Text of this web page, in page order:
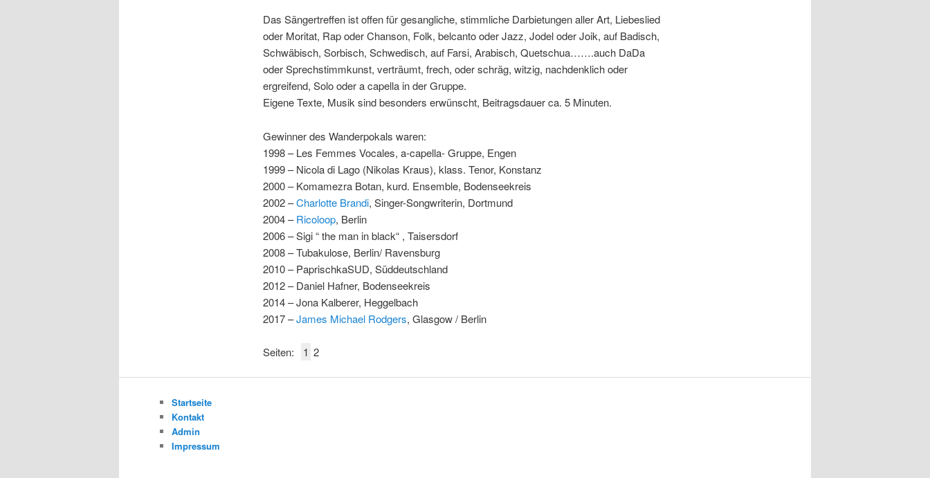
Das Sängertreffen ist offen für gesangliche, stimmliche Darbietungen aller Art, Liebeslied
oder Moritat, Rap oder Chanson, Folk, belcanto oder Jazz, Jodel oder Joik, auf Badisch,
Schwäbisch, Sorbisch, Schwedisch, auf Farsi, Arabisch, Quetschua…….auch DaDa
oder Sprechstimmkunst, verträumt, frech, oder schräg, witzig, nachdenklich oder
ergreifend, Solo oder a capella in der Gruppe.
Eigene Texte, Musik sind besonders erwünscht, Beitragsdauer ca. 5 Minuten.
Gewinner des Wanderpokals waren:
1998 – Les Femmes Vocales, a-capella- Gruppe, Engen
1999 – Nicola di Lago (Nikolas Kraus), klass. Tenor, Konstanz
2000 – Komamezra Botan, kurd. Ensemble, Bodenseekreis
2002 –Charlotte Brandi, Singer-Songwriterin, Dortmund
2004 –Ricoloop, Berlin
2006 – Sigi “ the man in black“ , Taisersdorf
2008 – Tubakulose, Berlin/ Ravensburg
2010 – PaprischkaSUD, Süddeutschland
2012 – Daniel Hafner, Bodenseekreis
2014 – Jona Kalberer, Heggelbach
2017 –James Michael Rodgers, Glasgow / Berlin
Seiten: 1 2
Startseite
Kontakt
Admin
Impressum